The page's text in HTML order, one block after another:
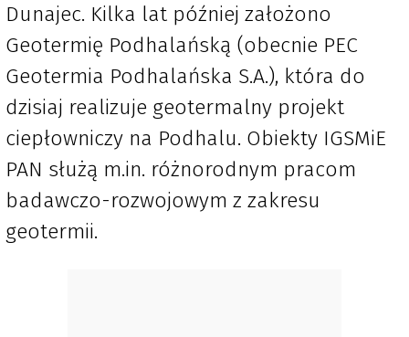
Dunajec. Kilka lat później założono
Geotermię Podhalańską (obecnie PEC
Geotermia Podhalańska S.A.), która do
dzisiaj realizuje geotermalny projekt
ciepłowniczy na Podhalu. Obiekty IGSMiE
PAN służą m.in. różnorodnym pracom
badawczo-rozwojowym z zakresu
geotermii.